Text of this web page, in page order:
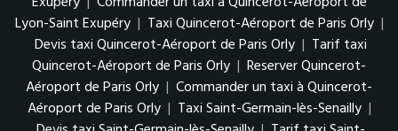
Lyon-Saint Exupéry | Taxi Quincerot-Aéroport de Paris Orly |
Devis taxi Quincerot-Aéroport de Paris Orly | Tarif taxi
Quincerot-Aéroport de Paris Orly | Reserver Quincerot-
Aéroport de Paris Orly | Commander un taxi à Quincerot-
Aéroport de Paris Orly | Taxi Saint-Germain-lès-Senailly |